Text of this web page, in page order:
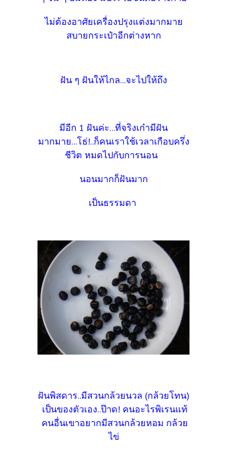
ไม่ต้องอาศัยเครื่องปรุงแต่งมากมาย
สบายกระเป๋าอีกต่างหาก
ฝัน ๆ ฝันให้ไกล...จะไปให้ถึง
มีอีก 1 ฝันค่ะ...ที่จริงเก๋ามีฝัน
มากมาย...โธ่!..ก็คนเราใช้เวลาเกือบครึ่ง
ชีวิต หมดไปกับการนอน
นอนมากก็ฝันมาก
เป็นธรรมดา
ฝันพิสดาร..มีสวนกล้วยนวล (กล้วยโทน)
เป็นของตัวเอง..ป๊าด! คนอะไรพิเรนแท้
คนอื่นเขาอยากมีสวนกล้วยหอม กล้วย
ไข่